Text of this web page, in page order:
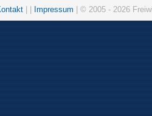
Impressum | © 2005 - 2026